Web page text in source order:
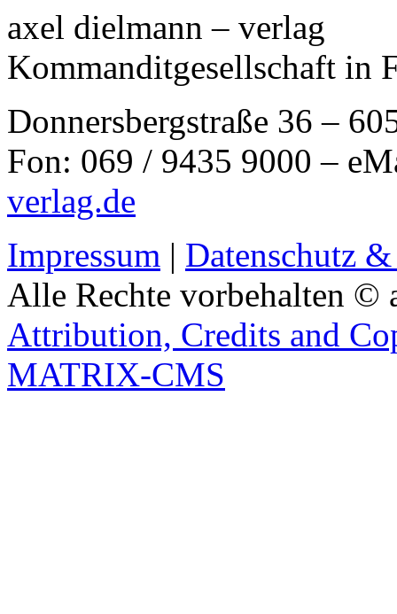
axel dielmann – verlag
Kommanditgesellschaft in
Donnersbergstraße 36 –
Fon: 069 / 9435 9000 –
verlag.de
Impressum | Datenschutz
Alle Rechte vorbehalten ©
Attribution, Credits and
MATRIX-CMS